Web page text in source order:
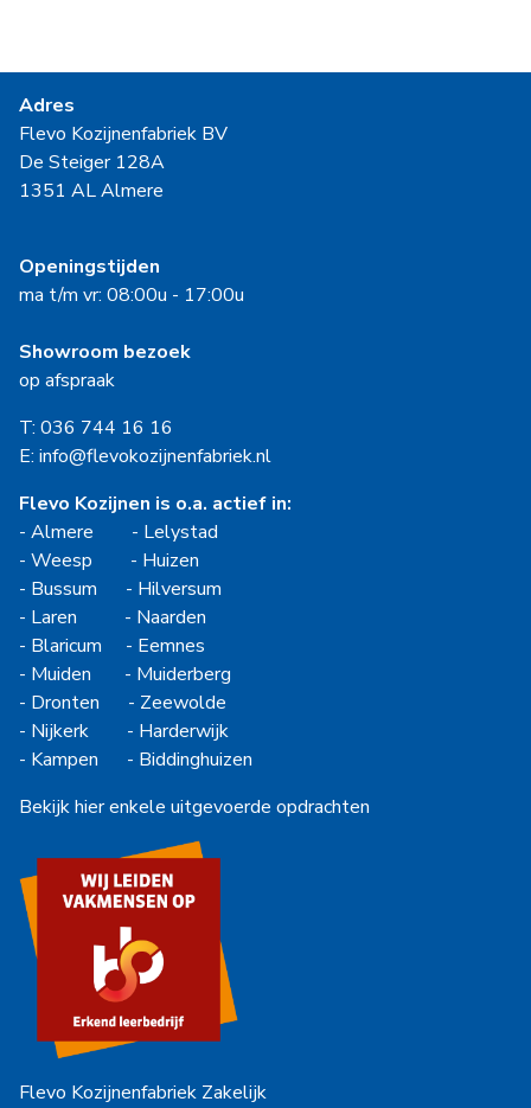
Adres
Flevo Kozijnenfabriek BV
De Steiger 128A
1351 AL Almere
Openingstijden
ma t/m vr: 08:00u - 17:00u
Showroom bezoek
op afspraak
T: 036 744 16 16
E: info@flevokozijnenfabriek.nl
Flevo Kozijnen is o.a. actief in:
- Almere - Lelystad
- Weesp - Huizen
- Bussum - Hilversum
- Laren - Naarden
- Blaricum - Eemnes
- Muiden - Muiderberg
- Dronten - Zeewolde
- Nijkerk - Harderwijk
- Kampen - Biddinghuizen
Bekijk hier enkele uitgevoerde opdrachten
Flevo Kozijnenfabriek Zakelijk